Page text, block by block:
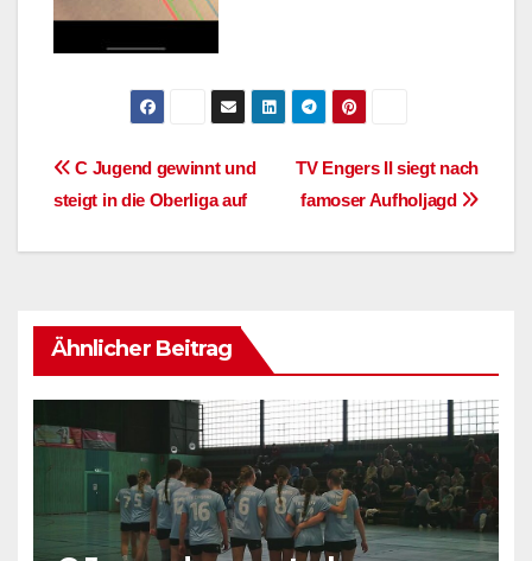
Beitragsnavigation
TV Engers II siegt nach
famoser Aufholjagd
C Jugend gewinnt und
steigt in die Oberliga auf
Ähnlicher Beitrag